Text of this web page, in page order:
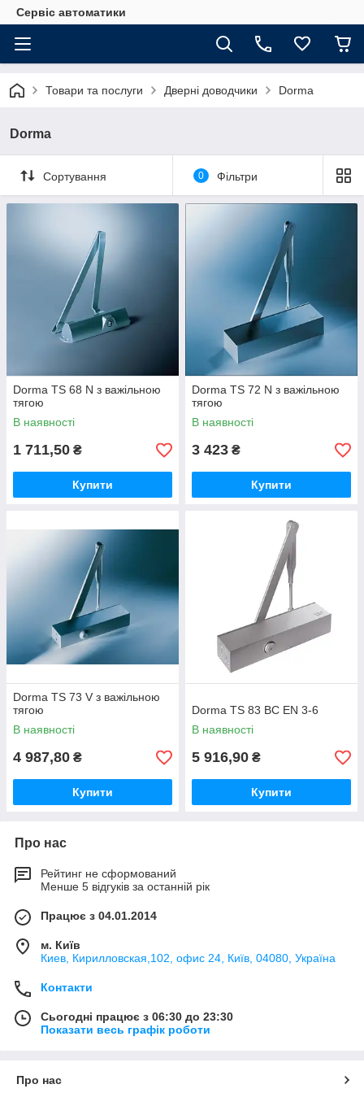
Сервіс автоматики
Товари та послуги Дверні доводчики Dorma
Dorma
Сортування 0 Фільтри
Dorma TS 68 N з важільною
тягою
В наявності
1 711,50 ₴
Купити
Dorma TS 72 N з важільною
тягою
В наявності
3 423 ₴
Купити
Dorma TS 73 V з важільною
тягою
В наявності
4 987,80 ₴
Купити
Dorma TS 83 BC EN 3-6
В наявності
5 916,90 ₴
Купити
Про нас
Рейтинг не сформований
Менше 5 відгуків за останній рік
Працює з 04.01.2014
м. Київ
Киев, Кирилловская,102, офис 24, Київ, 04080, Україна
Контакти
Сьогодні працює з 06:30 до 23:30
Показати весь графік роботи
Про нас